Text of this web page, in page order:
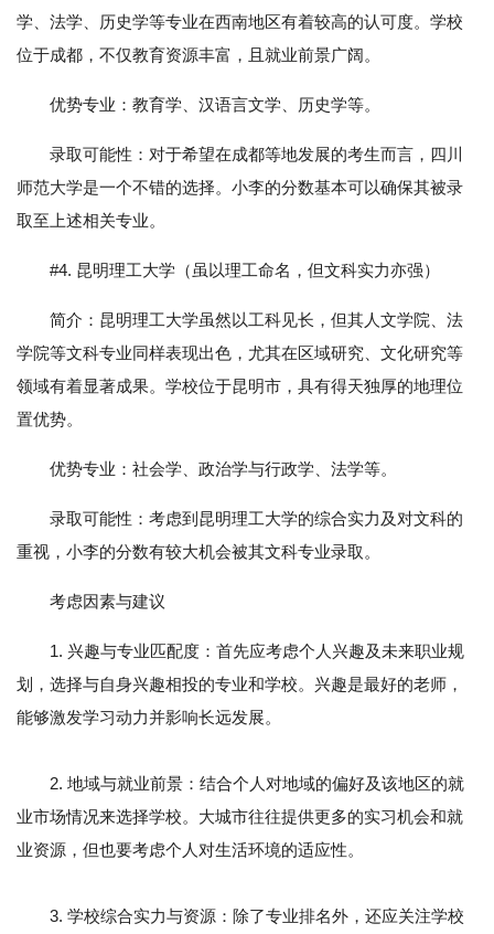
学、法学、历史学等专业在西南地区有着较高的认可度。学校
位于成都，不仅教育资源丰富，且就业前景广阔。
优势专业：教育学、汉语言文学、历史学等。
录取可能性：对于希望在成都等地发展的考生而言，四川
师范大学是一个不错的选择。小李的分数基本可以确保其被录
取至上述相关专业。
#4. 昆明理工大学（虽以理工命名，但文科实力亦强）
简介：昆明理工大学虽然以工科见长，但其人文学院、法
学院等文科专业同样表现出色，尤其在区域研究、文化研究等
领域有着显著成果。学校位于昆明市，具有得天独厚的地理位
置优势。
优势专业：社会学、政治学与行政学、法学等。
录取可能性：考虑到昆明理工大学的综合实力及对文科的
重视，小李的分数有较大机会被其文科专业录取。
考虑因素与建议
1. 兴趣与专业匹配度：首先应考虑个人兴趣及未来职业规
划，选择与自身兴趣相投的专业和学校。兴趣是最好的老师，
能够激发学习动力并影响长远发展。
2. 地域与就业前景：结合个人对地域的偏好及该地区的就
业市场情况来选择学校。大城市往往提供更多的实习机会和就
业资源，但也要考虑个人对生活环境的适应性。
3. 学校综合实力与资源：除了专业排名外，还应关注学校